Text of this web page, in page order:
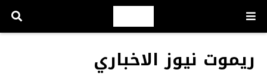
ريموت نيوز الاخباري